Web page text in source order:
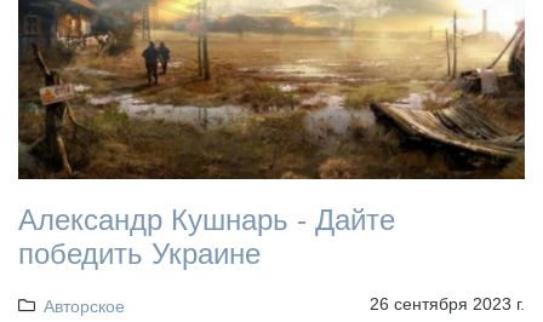
Александр Кушнарь - Дайте
победить Украине
Авторское 26 сентября 2023 г.